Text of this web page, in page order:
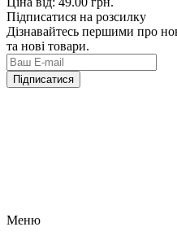
Підписатися на розсилку
Дізнавайтесь першими про
та нові товари.
Підписатися
Меню